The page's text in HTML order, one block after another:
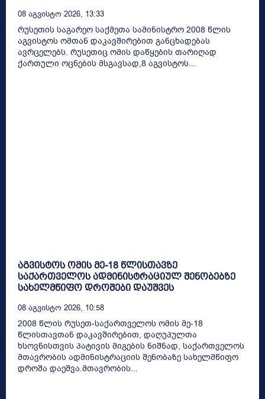
08 Აგვისტო 2026, 13:33
რუსეთის საგარეო საქმეთა სამინისტრო 2008 წლის
აგვისტოს ომთან დაკავშირებით განცხადებას
ავრცელებს. რუსეთიც ომის დაწყების თარიღად
ქართული ოცნების მსგავსად,8 აგვისტოს...
აგვისტოს ომის მე-18 წლისთავზე
საქართველოს ადმინისტრაციულ შენობებზე
სახელმწიფო დროშები დაუშვეს
08 Აგვისტო 2026, 10:58
2008 წლის რუსეთ-საქართველოს ომის მე-18
წლისთავთან დაკავშირებით, დაღუპულთა
ხსოვნისთვის პატივის მიგების ნიშნად, საქართველოს
მთავრობის ადმინისტრაციის შენობაზე სახელმწიფო
დროშა დაეშვა.მთავრობის...